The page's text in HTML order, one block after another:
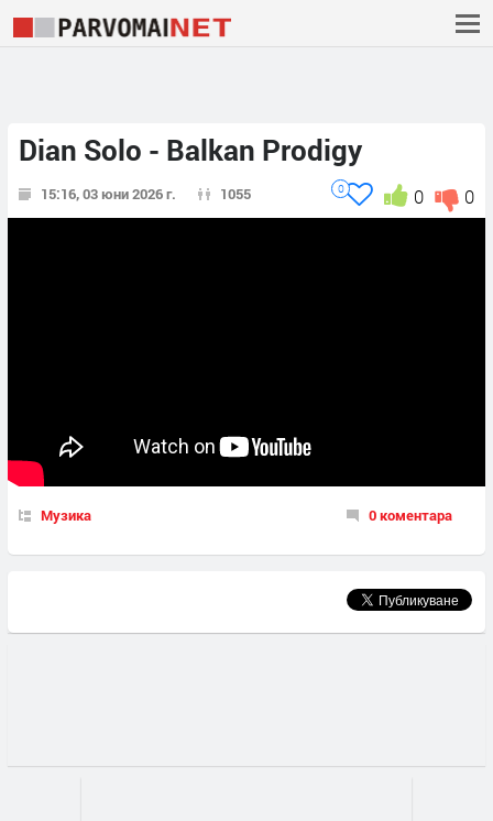
Dian Solo - Balkan Prodigy
15:16, 03 юни 2026 г. 1055 0
0
0
Музика 0 коментара